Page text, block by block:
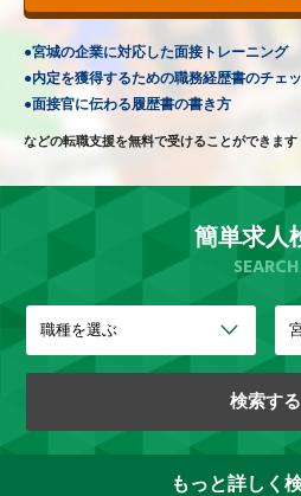
●宮城の企業に対応した面接トレーニング
●内定を獲得するための職務経歴書のチェ
●面接官に伝わる履歴書の書き方
などの転職支援を無料で受けることができます
簡単求人
SEARCH
もっと詳しく